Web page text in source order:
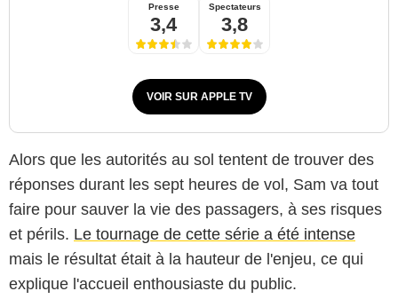
Presse
3,4
Spectateurs
3,8
VOIR SUR APPLE TV
Alors que les autorités au sol tentent de trouver des
réponses durant les sept heures de vol, Sam va tout
faire pour sauver la vie des passagers, à ses risques
et périls. Le tournage de cette série a été intense
mais le résultat était à la hauteur de l'enjeu, ce qui
explique l'accueil enthousiaste du public.